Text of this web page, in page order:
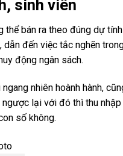
sinh viên
thể bán ra theo đúng dự tính
đến việc tắc nghẽn
động ngân sách.
nhiên hoành hành,
ngược lại với đó thì thu nhập
số không.